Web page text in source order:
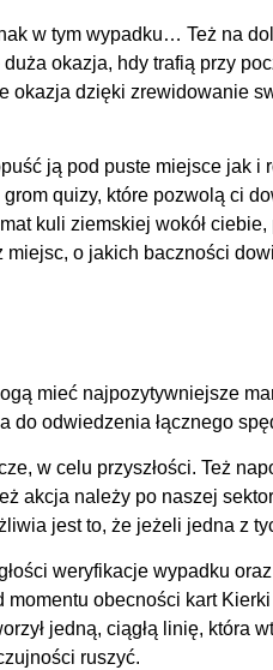
w tym wypadku… Też na
okazja, hdy trafią przy
dzięki zrewidowanie
ją pod puste miejsce jak i
quizy, które pozwolą ci
kuli ziemskiej wokół
o jakich baczności
mieć najpozytywniejsze
do odwiedzenia łącznego
w celu przyszłości. Też
akcja należy po naszej
jest to, że jeżeli jedna z
weryfikacje wypadku
obecności kart
jedną, ciągłą linię, która
ruszyć.